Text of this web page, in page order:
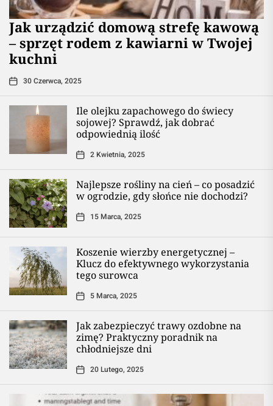
​Jak urządzić domową strefę kawową
– sprzęt rodem z kawiarni w Twojej
kuchni
30 Czerwca, 2025
Ile olejku zapachowego do świecy
sojowej? Sprawdź, jak dobrać
odpowiednią ilość
2 Kwietnia, 2025
Najlepsze rośliny na cień – co posadzić
w ogrodzie, gdy słońce nie dochodzi?
15 Marca, 2025
Koszenie wierzby energetycznej –
Klucz do efektywnego wykorzystania
tego surowca
5 Marca, 2025
Jak zabezpieczyć trawy ozdobne na
zimę? Praktyczny poradnik na
chłodniejsze dni
20 Lutego, 2025